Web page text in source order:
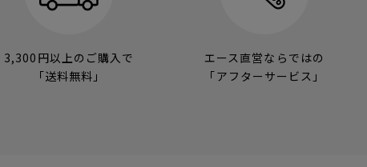
3,300円以上のご購入で
「送料無料」
エース直営ならではの
「アフターサービス」